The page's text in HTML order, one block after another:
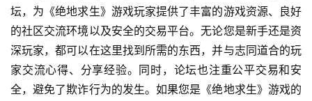
坛，为《绝地求生》游戏玩家提供了丰富的游戏资源、良好
的社区交流环境以及安全的交易平台。无论您是新手还是资
深玩家，都可以在这里找到所需的东西，并与志同道合的玩
家交流心得、分享经验。同时，论坛也注重公平交易和安
全，避免了欺诈行为的发生。如果您是《绝地求生》游戏的